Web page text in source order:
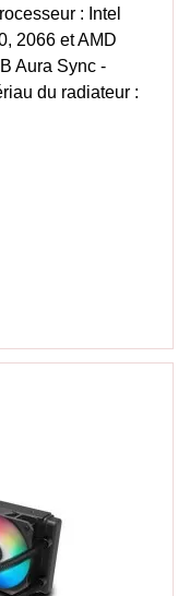
: Intel
2066 et AMD
Aura Sync -
du radiateur :